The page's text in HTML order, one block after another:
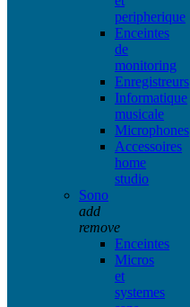
peripherique
Enceintes
de
monitoring
Enregistreurs
Informatique
musicale
Microphones
Accessoires
home
studio
Sono
add
remove
Enceintes
Micros
et
systemes